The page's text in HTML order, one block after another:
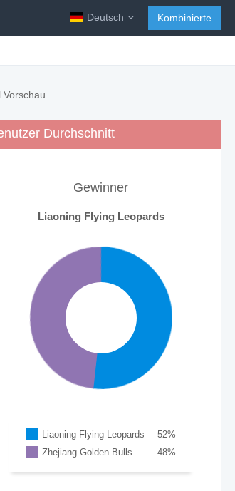
Deutsch Kombinierte
Durchschnitt
Gewinner
Liaoning Flying Leopards
Liaoning Flying Leopards %
52
Zhejiang Golden Bulls
%
48